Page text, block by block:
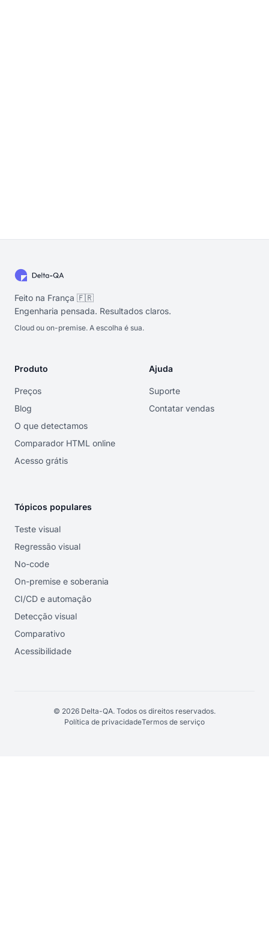
Feito na França 🇫🇷
Engenharia pensada. Resultados claros.
Cloud ou on-premise. A escolha é sua.
Produto
Preços
Blog
O que detectamos
Comparador HTML online
Acesso grátis
Ajuda
Suporte
Contatar vendas
Tópicos populares
Teste visual
Regressão visual
No-code
On-premise e soberania
CI/CD e automação
Detecção visual
Comparativo
Acessibilidade
© 2026 Delta-QA. Todos os direitos reservados.
Política de privacidadeTermos de serviço